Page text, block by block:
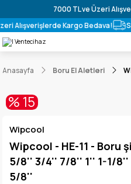
7000 TL ve Üzeri
Alışverişlerde Kargo Bedava!
Anasayfa Boru El Aletleri
Wipcool
Wipcool - HE-11 -
5/8'' 3/4'' 7/8'' 1'' 1-1/8''
5/8''